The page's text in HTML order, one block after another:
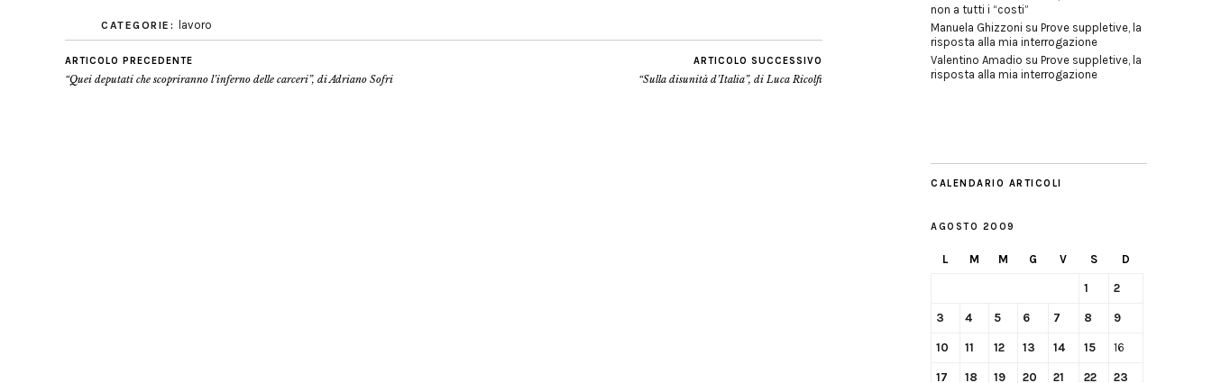
CATEGORIE: lavoro
ARTICOLO PRECEDENTE
“Quei deputati che scopriranno l’inferno delle carceri”, di Adriano Sofri
ARTICOLO SUCCESSIVO
“Sulla disunità d’Italia”, di Luca Ricolfi
non a tutti i “costi”
Manuela Ghizzoni su Prove suppletive, la
risposta alla mia interrogazione
Valentino Amadio su Prove suppletive, la
risposta alla mia interrogazione
CALENDARIO ARTICOLI
AGOSTO 2009
L M M G V S D
1 2
3 4 5 6 7 8 9
10 11 12 13 14 15 16
17 18 19 20 21 22 23